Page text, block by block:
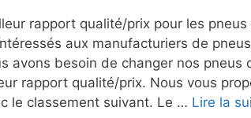
rapport qualité/prix pour les
aux manufacturiers de
avons besoin de changer nos
rapport qualité/prix. Nous vous
le classement suivant. Le … Lire la